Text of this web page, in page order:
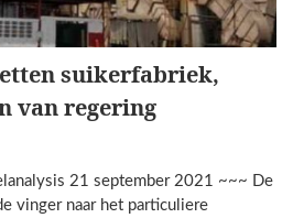
suikerfabriek,
van regering
21 september 2021 ~~~ De
vinger naar het particuliere